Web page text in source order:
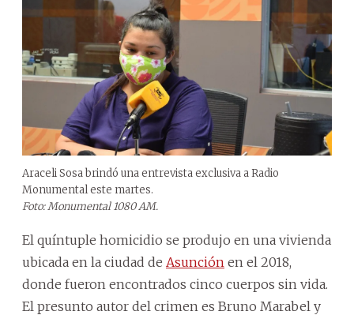
Araceli Sosa brindó una entrevista exclusiva a Radio
Monumental este martes.
Foto: Monumental 1080 AM.
El quíntuple homicidio se produjo en una vivienda
ubicada en la ciudad de Asunción en el 2018,
donde fueron encontrados cinco cuerpos sin vida.
El presunto autor del crimen es Bruno Marabel y